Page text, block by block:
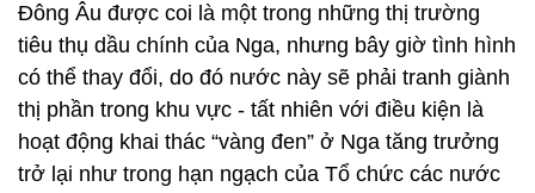
Đông Âu được coi là một trong những thị trường
tiêu thụ dầu chính của Nga, nhưng bây giờ tình hình
có thể thay đổi, do đó nước này sẽ phải tranh giành
thị phần trong khu vực - tất nhiên với điều kiện là
hoạt động khai thác “vàng đen” ở Nga tăng trưởng
trở lại như trong hạn ngạch của Tổ chức các nước